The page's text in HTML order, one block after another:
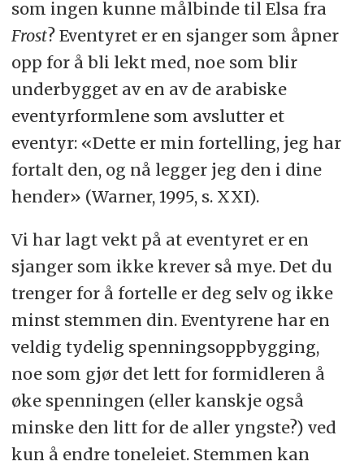
som ingen kunne målbinde til Elsa fra
Frost? Eventyret er en sjanger som åpner
opp for å bli lekt med, noe som blir
underbygget av en av de arabiske
eventyrformlene som avslutter et
eventyr: «Dette er min fortelling, jeg har
fortalt den, og nå legger jeg den i dine
hender» (Warner, 1995, s. XXI).
Vi har lagt vekt på at eventyret er en
sjanger som ikke krever så mye. Det du
trenger for å fortelle er deg selv og ikke
minst stemmen din. Eventyrene har en
veldig tydelig spenningsoppbygging,
noe som gjør det lett for formidleren å
øke spenningen (eller kanskje også
minske den litt for de aller yngste?) ved
kun å endre toneleiet. Stemmen kan